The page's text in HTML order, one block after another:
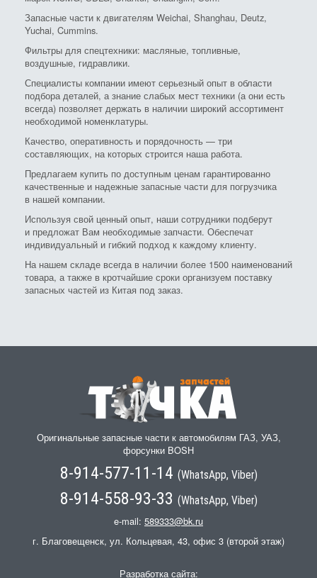
Запасные части к двигателям Weichai, Shanghau, Deutz,
Yuchai, Cummins.
Фильтры для спецтехники: масляные, топливные,
воздушные, гидравлики.
Специалисты компании имеют серьезный опыт в области
подбора деталей, а знание слабых мест техники (а они есть
всегда) позволяет держать в наличии широкий ассортимент
необходимой номенклатуры.
Качество, оперативность и порядочность — три
составляющих, на которых строится наша работа.
Предлагаем купить по доступным ценам гарантированно
качественные и надежные запасные части для погрузчика
в нашей компании.
Используя свой ценный опыт, наши сотрудники подберут
и предложат Вам необходимые запчасти. Обеспечат
индивидуальный и гибкий подход к каждому клиенту.
На нашем складе всегда в наличии более 1500 наименований
товара, а также в кротчайшие сроки организуем поставку
запасных частей из Китая под заказ.
Оригинальные запасные части к автомобилям ГАЗ, УАЗ,
форсунки BOSH
8-914-577-11-14 (WhatsApp, Viber)
8-914-558-93-33 (WhatsApp, Viber)
e-mail: 589333@bk.ru
г. Благовещенск, ул. Кольцевая, 43, офис 3 (второй этаж)
Разработка сайта: